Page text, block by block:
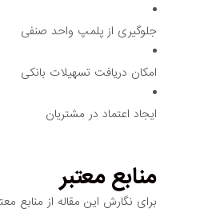
جلوگیری از پلمپ واحد صنفی
امکان دریافت تسهیلات بانکی
ایجاد اعتماد در مشتریان
منابع معتبر
برای نگارش این مقاله از منابع